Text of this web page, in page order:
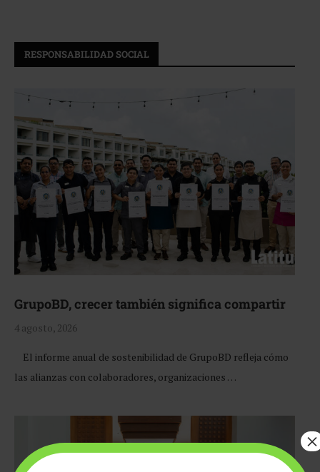
RESPONSABILIDAD SOCIAL
GrupoBD, crecer también significa compartir
4 agosto, 2026
El informe anual de sostenibilidad de GrupoBD refleja cómo
las alianzas con colaboradores, organizaciones …
×